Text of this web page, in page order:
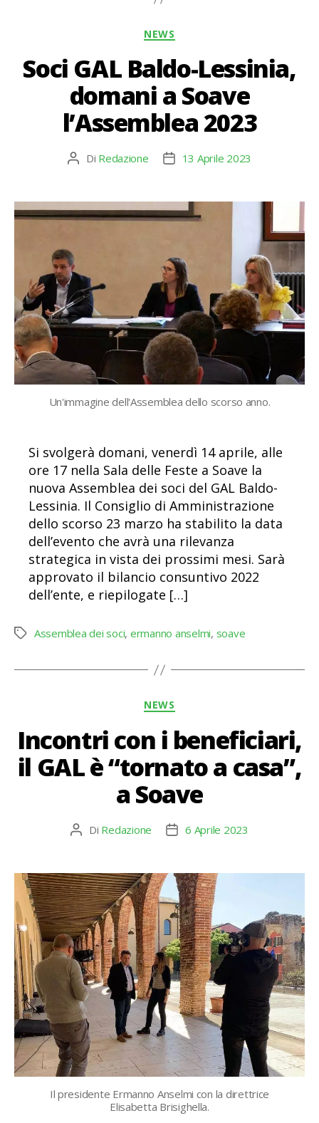
Categorie
NEWS
Soci GAL Baldo-Lessinia,
domani a Soave
l’Assemblea 2023
Autore
Di Redazione
Data13 Aprile 2023
Un'immagine dell'Assemblea dello scorso anno.
Si svolgerà domani, venerdì 14 aprile, alle
ore 17 nella Sala delle Feste a Soave la
nuova Assemblea dei soci del GAL Baldo-
Lessinia. Il Consiglio di Amministrazione
dello scorso 23 marzo ha stabilito la data
dell’evento che avrà una rilevanza
strategica in vista dei prossimi mesi. Sarà
approvato il bilancio consuntivo 2022
dell’ente, e riepilogate […]
Tag Assemblea dei soci, ermanno anselmi, soave
Categorie
NEWS
Incontri con i beneficiari,
il GAL è “tornato a casa”,
a Soave
Autore
Di Redazione
Data6 Aprile 2023
Il presidente Ermanno Anselmi con la direttrice
Elisabetta Brisighella.